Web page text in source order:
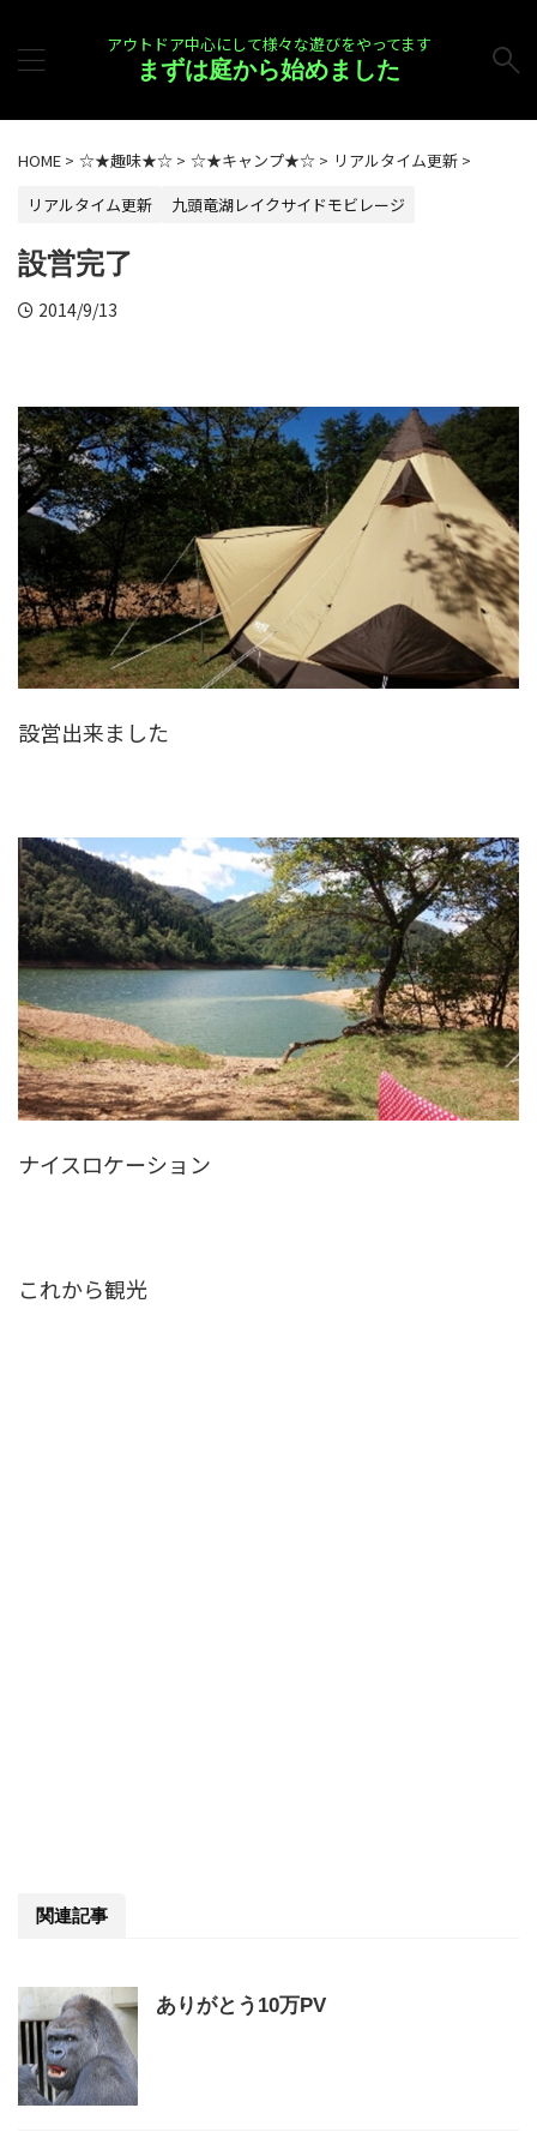
アウトドア中心にして様々な遊びをやってます
まずは庭から始めました
HOME > ☆★趣味★☆ > ☆★キャンプ★☆ > リアルタイム更新 >
リアルタイム更新
九頭竜湖レイクサイドモビレージ
設営完了
2014/9/13
設営出来ました
ナイスロケーション
これから観光
関連記事
ありがとう10万PV